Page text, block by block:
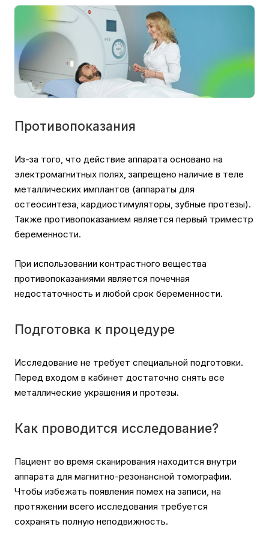
Противопоказания
Из-за того, что действие аппарата основано на
электромагнитных полях, запрещено наличие в теле
металлических имплантов (аппараты для
остеосинтеза, кардиостимуляторы, зубные протезы).
Также противопоказанием является первый триместр
беременности.
При использовании контрастного вещества
противопоказаниями является почечная
недостаточность и любой срок беременности.
Подготовка к процедуре
Исследование не требует специальной подготовки.
Перед входом в кабинет достаточно снять все
металлические украшения и протезы.
Как проводится исследование?
Пациент во время сканирования находится внутри
аппарата для магнитно-резонансной томографии.
Чтобы избежать появления помех на записи, на
протяжении всего исследования требуется
сохранять полную неподвижность.